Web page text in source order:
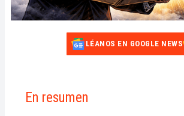
LÉANOS EN GOOGLE NEWS
En resumen